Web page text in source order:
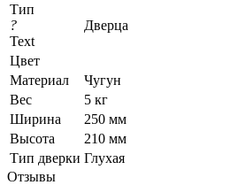
Тип
?
Text
Дверца
Цвет
Материал
Чугун
Вес
5 кг
Ширина
250 мм
Высота
210 мм
Тип дверки Глухая
Отзывы